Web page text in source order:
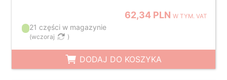
62,34 PLNW TYM. VAT
21 części w magazynie
(wczoraj )
DODAJ DO KOSZYKA